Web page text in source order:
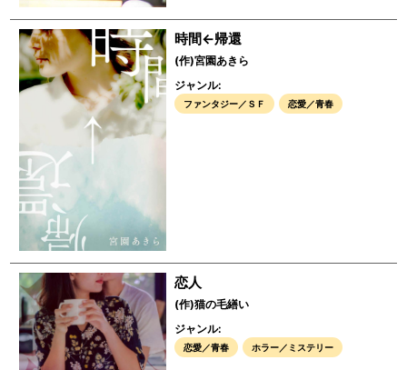
時間←帰還
(作)宮園あきら
ジャンル:
ファンタジー／ＳＦ 恋愛／青春
恋人
(作)猫の毛繕い
ジャンル:
恋愛／青春 ホラー／ミステリー